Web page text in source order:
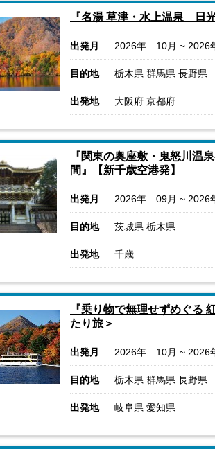
『名湯 草津・水上温泉 日
出発月 2026年 10月 ~ 2026
目的地 栃木県 群馬県 長野県
出発地 大阪府 京都府
『関東の奥座敷・鬼怒川温
間』【新千歳空港発】
出発月 2026年 09月 ~ 2026
目的地 茨城県 栃木県
出発地 千歳
『乗り物で無理せずめぐる
たり旅＞
出発月 2026年 10月 ~ 2026
目的地 栃木県 群馬県 長野県
出発地 岐阜県 愛知県